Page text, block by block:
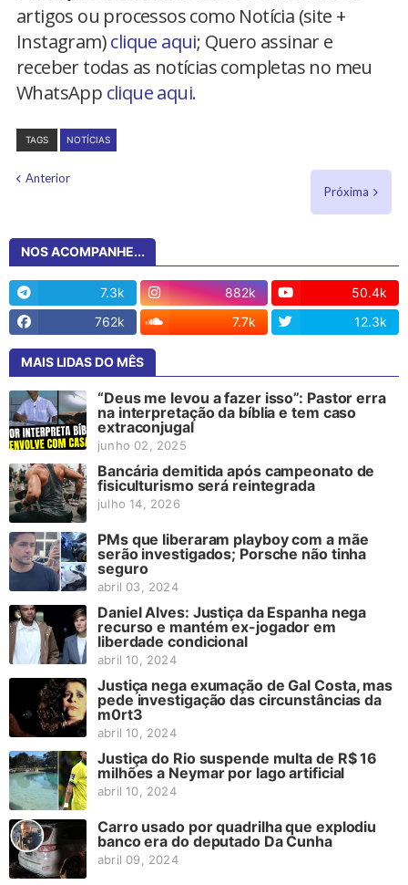
artigos ou processos como Notícia (site +
Instagram)clique aqui; Quero assinar e
receber todas as notícias completas no meu
WhatsApp clique aqui.
TAGS NOTÍCIAS
Anterior
Próxima
NOS ACOMPANHE...
7.3k 882k
50.4k
762k
7.7k 12.3k
MAIS LIDAS DO MÊS
“Deus me levou a fazer isso”: Pastor erra
na interpretação da bíblia e tem caso
extraconjugal
junho 02, 2025
Bancária demitida após campeonato de
fisiculturismo será reintegrada
julho 14, 2026
PMs que liberaram playboy com a mãe
serão investigados; Porsche não tinha
seguro
abril 03, 2024
Daniel Alves: Justiça da Espanha nega
recurso e mantém ex-jogador em
liberdade condicional
abril 10, 2024
Justiça nega exumação de Gal Costa, mas
pede investigação das circunstâncias da
m0rt3
abril 10, 2024
Justiça do Rio suspende multa de R$ 16
milhões a Neymar por lago artificial
abril 10, 2024
Carro usado por quadrilha que explodiu
banco era do deputado Da Cunha
abril 09, 2024